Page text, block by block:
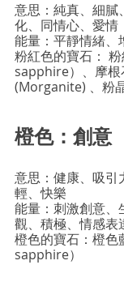
意思：純真、細膩
化、同情心、愛情
能量：平靜情緒、
粉紅色的寶石：
sapphire）、摩根
(Morganite) 、粉
橙色：創意
意思：健康、吸引
輕、快樂
能量：刺激創意、
觀、積極、情感表
橙色的寶石：橙
sapphire）